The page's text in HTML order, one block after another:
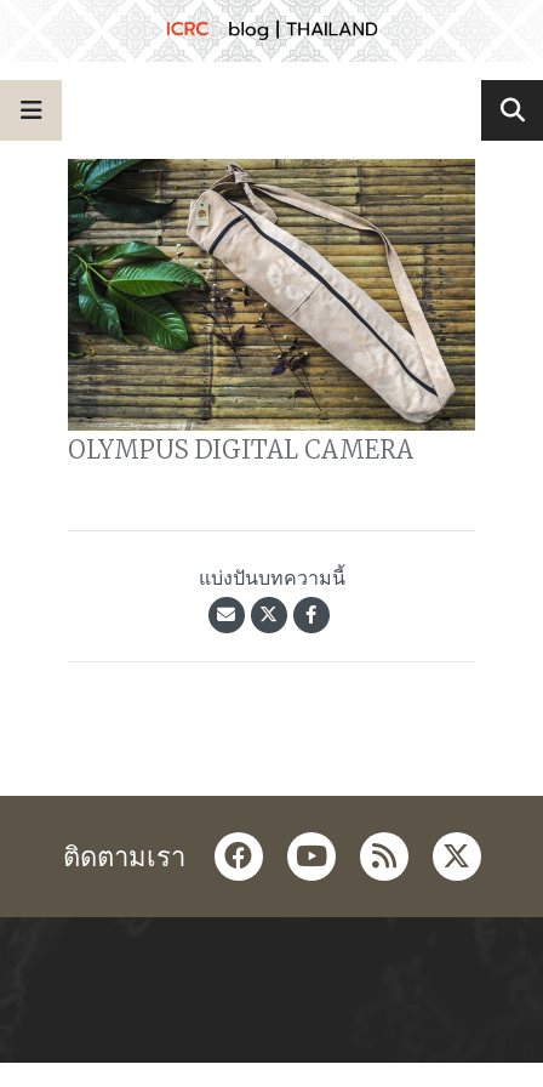
OLYMPUS DIGITAL CAMERA
แบ่งปันบทความนี้
ติดตามเรา facebookyoutube
rss twitter